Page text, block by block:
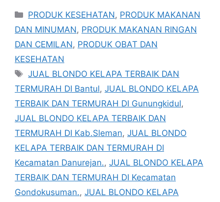
Kategori
PRODUK KESEHATAN, PRODUK MAKANAN
DAN MINUMAN, PRODUK MAKANAN RINGAN
DAN CEMILAN, PRODUK OBAT DAN
KESEHATAN
Tag
JUAL BLONDO KELAPA TERBAIK DAN
TERMURAH DI Bantul, JUAL BLONDO KELAPA
TERBAIK DAN TERMURAH DI Gunungkidul,
JUAL BLONDO KELAPA TERBAIK DAN
TERMURAH DI Kab.Sleman, JUAL BLONDO
KELAPA TERBAIK DAN TERMURAH DI
Kecamatan Danurejan., JUAL BLONDO KELAPA
TERBAIK DAN TERMURAH DI Kecamatan
Gondokusuman., JUAL BLONDO KELAPA